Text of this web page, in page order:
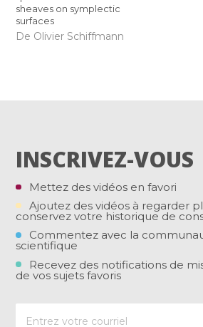
sheaves on symplectic
surfaces
De Olivier Schiffmann
INSCRIVEZ-VOUS
Mettez des vidéos en favori
Ajoutez des vidéos à regarder
conservez votre historique de
Commentez avec la
scientifique
Recevez des notifications de
de vos sujets favoris